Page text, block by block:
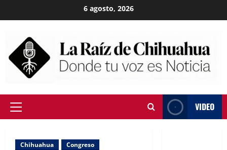
to
6 agosto, 2026
Primary
VIDEO
Chihuahua Congreso